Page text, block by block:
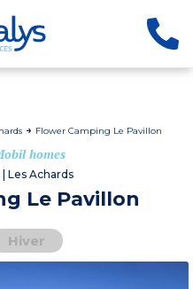
Flower Camping Le Pavillon
homes
Les Achards
Le Pavillon
Hiver